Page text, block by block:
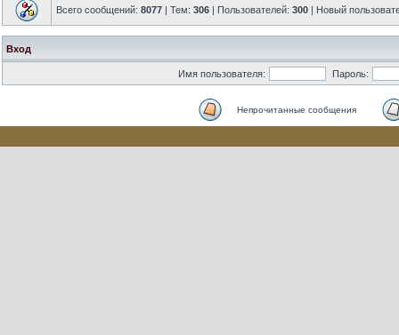
Всего сообщений: 8077 | Тем: 306 | Пользователей: 300 | Новый
Вход
Имя пользователя: Пароль:
Непрочитанные сообщения